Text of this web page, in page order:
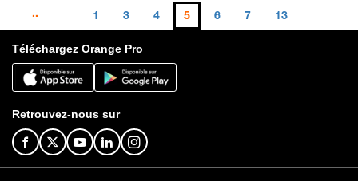
1 3 4 5 6 7
.. 13
Téléchargez Orange Pro
Retrouvez-nous sur